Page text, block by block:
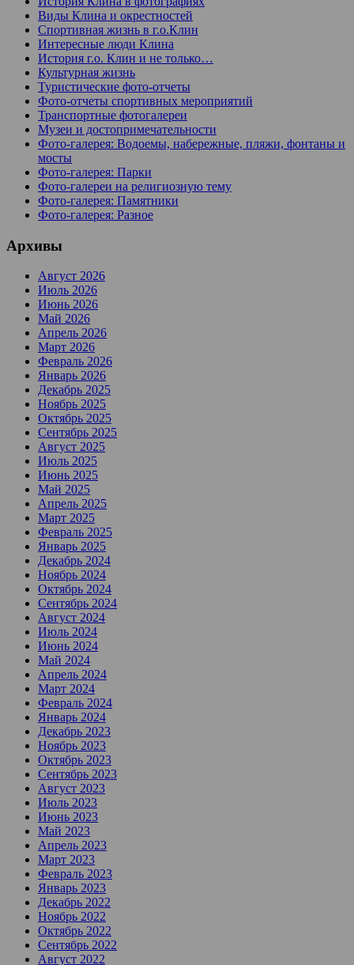
Виды Клина и окрестностей
Спортивная жизнь в г.о.Клин
Интересные люди Клина
История г.о. Клин и не только…
Культурная жизнь
Туристические фото-отчеты
Фото-отчеты спортивных мероприятий
Транспортные фотогалереи
Музеи и достопримечательности
Фото-галерея: Водоемы, набережные, пляжи, фонтаны и
мосты
Фото-галерея: Парки
Фото-галереи на религиозную тему
Фото-галерея: Памятники
Фото-галерея: Разное
Архивы
Август 2026
Июль 2026
Июнь 2026
Май 2026
Апрель 2026
Март 2026
Февраль 2026
Январь 2026
Декабрь 2025
Ноябрь 2025
Октябрь 2025
Сентябрь 2025
Август 2025
Июль 2025
Июнь 2025
Май 2025
Апрель 2025
Март 2025
Февраль 2025
Январь 2025
Декабрь 2024
Ноябрь 2024
Октябрь 2024
Сентябрь 2024
Август 2024
Июль 2024
Июнь 2024
Май 2024
Апрель 2024
Март 2024
Февраль 2024
Январь 2024
Декабрь 2023
Ноябрь 2023
Октябрь 2023
Сентябрь 2023
Август 2023
Июль 2023
Июнь 2023
Май 2023
Апрель 2023
Март 2023
Февраль 2023
Январь 2023
Декабрь 2022
Ноябрь 2022
Октябрь 2022
Сентябрь 2022
Август 2022